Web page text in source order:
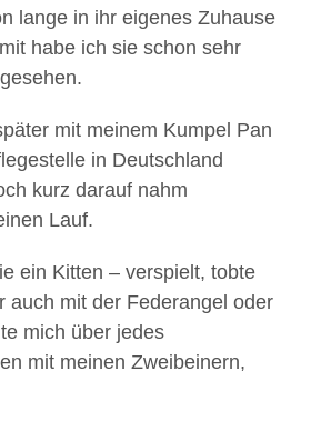
lange in ihr eigenes Zuhause
habe ich sie schon sehr
mit meinem Kumpel Pan
in Deutschland
kurz darauf nahm
Lauf.
ein Kitten – verspielt, tobte
auch mit der Federangel oder
mich über jedes
mit meinen Zweibeinern,